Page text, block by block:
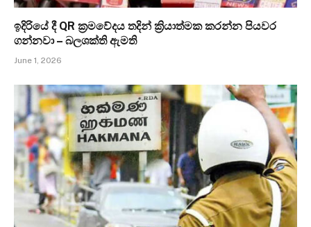
ඉදිරියේ දී QR ක්‍රමවේදය තදින් ක්‍රියාත්මක කරන්න පියවර
ගන්නවා – බලශක්ති ඇමති
June 1, 2026